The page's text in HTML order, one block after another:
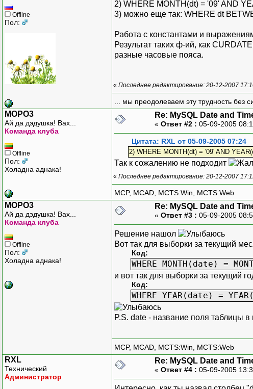
Offline
Пол:
2) WHERE MONTH(dt) = '09' AND
3) можно еще так: WHERE dt
Работа с константами и
Результат таких ф-ий, как
разные часовые пояса.
« Последнее редактирование: 20-12-2007
... мы преодолеваем эту трудность без
MOPO3
Ай да дэдушка! Вах...
Команда клуба
Offline
Пол:
Холадна аднака!
Re: MySQL Date and
« Ответ #2 : 05-09-2005
Цитата: RXL от 05-09-2005 07:24
2) WHERE MONTH(dt) = '09' AND
Так к сожалению не подходит
« Последнее редактирование: 20-12-2007
MCP, MCAD, MCTS:Win, MCTS:Web
MOPO3
Ай да дэдушка! Вах...
Команда клуба
Offline
Пол:
Холадна аднака!
Re: MySQL Date and
« Ответ #3 : 05-09-2005
Решение нашол
Вот так для выборки за текущий
Код:
WHERE MONTH(date) =
и вот так для выборки за текущий
Код:
WHERE YEAR(date) =
P.S. date - название поля таблицы в
MCP, MCAD, MCTS:Win, MCTS:Web
RXL
Технический
Администратор
Re: MySQL Date and
« Ответ #4 : 05-09-2005